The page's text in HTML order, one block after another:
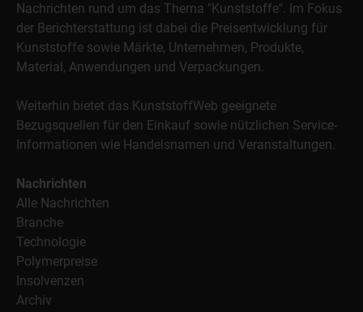
Nachrichten rund um das Thema "Kunststoffe". Im Fokus
der Berichterstattung ist dabei die Preisentwicklung für
Kunststoffe sowie Märkte, Unternehmen, Produkte,
Material, Anwendungen und Verpackungen.
Weiterhin bietet das KunststoffWeb geeignete
Bezugsquellen für den Einkauf sowie nützlichen Service-
Informationen wie Handelsnamen und Veranstaltungen.
Nachrichten
Alle Nachrichten
Branche
Technologie
Polymerpreise
Insolvenzen
Archiv